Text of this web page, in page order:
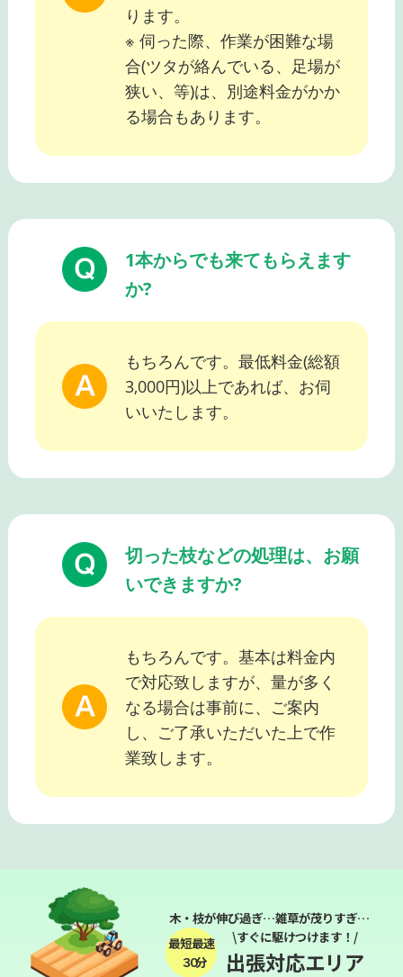
ります。
※ 伺った際、作業が困難な場
合(ツタが絡んでいる、足場が
狭い、等)は、別途料金がかか
る場合もあります。
1本からでも来てもらえます
か?
もちろんです。最低料金(総額
3,000円)以上であれば、お伺
いいたします。
切った枝などの処理は、お願
いできますか?
もちろんです。基本は料金内
で対応致しますが、量が多く
なる場合は事前に、ご案内
し、ご了承いただいた上で作
業致します。
木・枝が伸び過ぎ…雑草が茂りすぎ…
最短最速
３０分
\すぐに駆けつけます！/
出張対応エリア